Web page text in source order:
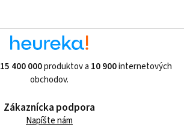
15 400 000produktov a 10 900internetových
obchodov.
Zákaznícka podpora
Napíšte nám